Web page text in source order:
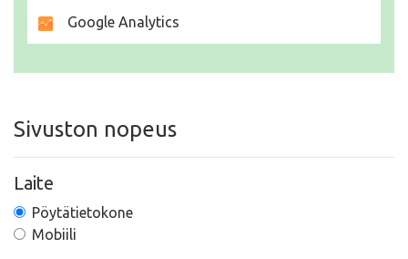
Google Analytics
Sivuston nopeus
Laite
Pöytätietokone
Mobiili